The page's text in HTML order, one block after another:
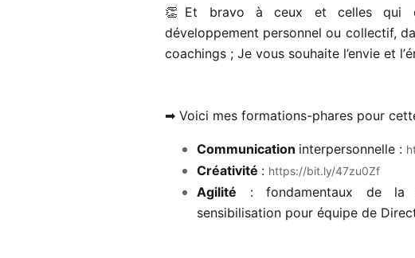
👏Et bravo à ceux et celles qui
développement personnel ou collectif,
coachings ; Je vous souhaite l’envie et l’
➡ Voici meshashtag
formations-phares pour
Communication
hashtag
interpersonnelle :
Créativité : https://bit.ly/47zu0Zf
hashtag
Agilité : fondamentaux de la
hashtag
sensibilisation pour équipe de